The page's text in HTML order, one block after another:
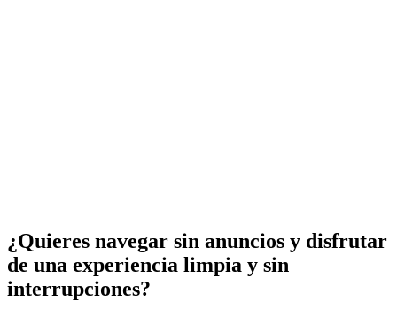
¿Quieres navegar sin anuncios y disfrutar
de una experiencia limpia y sin
interrupciones?